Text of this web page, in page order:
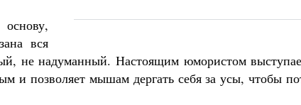
вся
не надуманный. Настоящим юмористом
и позволяет мышам дергать себя за усы, чтобы